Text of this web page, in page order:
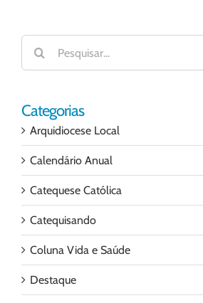
Buscar
resultados
para:
Categorias
Arquidiocese Local
Calendário Anual
Catequese Católica
Catequisando
Coluna Vida e Saúde
Destaque